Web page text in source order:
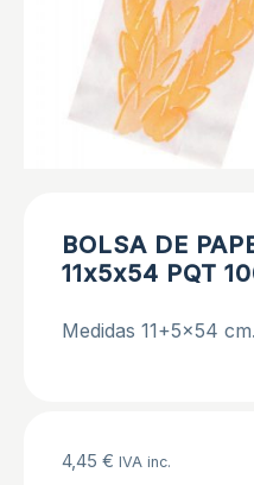
BOLSA DE
11x5x54 PQT
Medidas 11+5×54 cm.
4,45 € IVA inc.